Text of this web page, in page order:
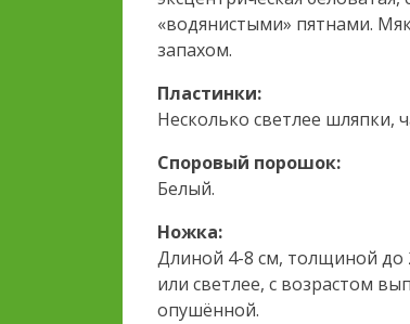
«водянистыми» пятнами.
запахом.
Пластинки:
Несколько светлее шляпки,
Споровый порошок:
Белый.
Ножка:
Длиной 4-8 см, толщиной до
или светлее, с возрастом
опушённой.